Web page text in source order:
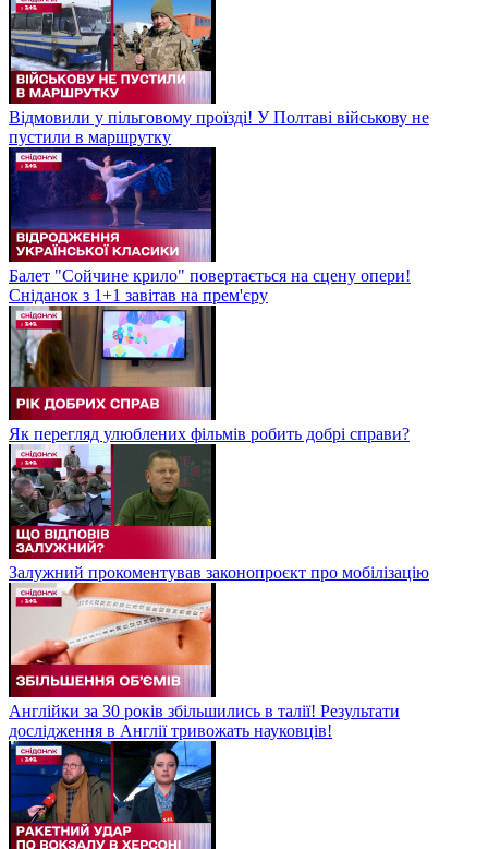
Відмовили у пільговому проїзді! У Полтаві військову не
пустили в маршрутку
Балет "Сойчине крило" повертається на сцену опери!
Сніданок з 1+1 завітав на прем'єру
Як перегляд улюблених фільмів робить добрі справи?
Залужний прокоментував законопроєкт про мобілізацію
Англійки за 30 років збільшились в талії! Результати
дослідження в Англії тривожать науковців!